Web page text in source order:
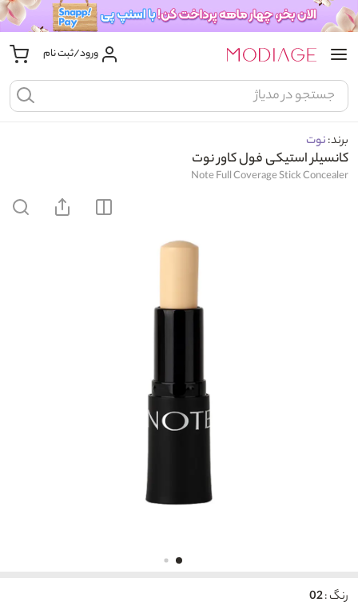
ورود/ثبت نام
برند:نوت
کانسیلر استیکی فول کاور نوت
Note Full Coverage Stick Concealer
رنگ :02